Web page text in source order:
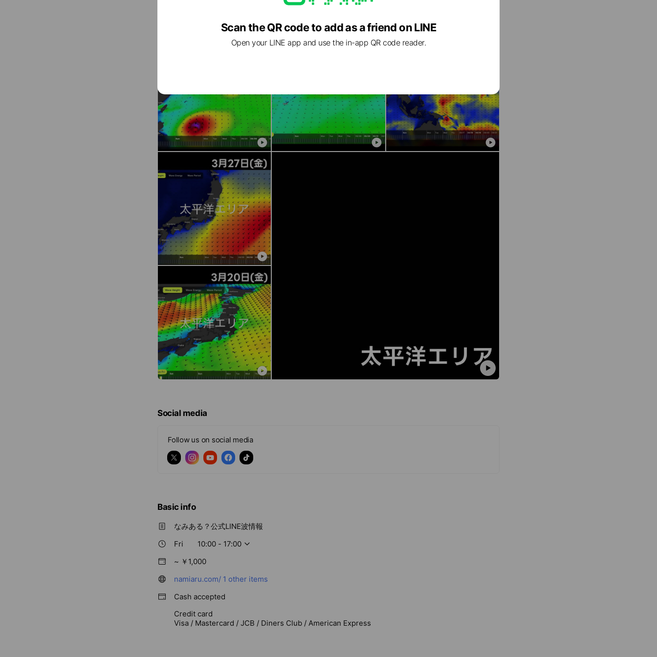
Social media
Follow us on social media
Basic info
なみある？公式LINE波情報
Fri
10:00 - 17:00
~ ￥1,000
namiaru.com/ 1 other items
Cash accepted
Credit card
Visa / Mastercard / JCB / Diners Club / American Express
Scan the QR code to add as a friend on LINE
Open your LINE app and use the in-app QR code reader.